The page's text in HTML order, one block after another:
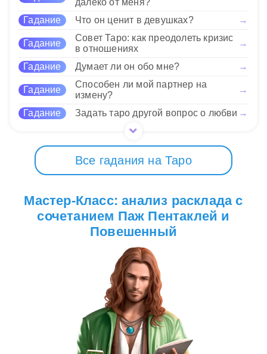
готовы работать над собой.
Нравится
том, что иногда нужно
переосмыслить ситуацию, а Паж Пентаклей
вдохновляет стремиться к новым знаниям и
опыту. Этот совет особенно актуален в период
изменений или неопределенности в жизни.
Нравится
далеко от меня?
Гадание Что он ценит в девушках? →
Гадание
Совет Таро: как преодолеть кризис
в отношениях
→
Гадание Думает ли он обо мне? →
Гадание
Способен ли мой партнер на
измену?
→
Гадание Задать таро другой вопрос о любви →
Все гадания на Таро
Мастер-Класс: анализ расклада с
сочетанием Паж Пентаклей и
Повешенный